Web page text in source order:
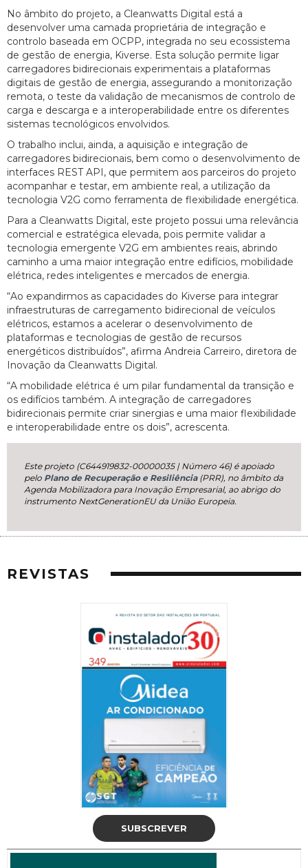
No âmbito do projeto, a Cleanwatts Digital está a
desenvolver uma camada proprietária de integração e
controlo baseada em OCPP, integrada no seu ecossistema
de gestão de energia, Kiverse. Esta solução permite ligar
carregadores bidirecionais experimentais a plataformas
digitais de gestão de energia, assegurando a monitorização
remota, o teste da validação de mecanismos de controlo de
carga e descarga e a interoperabilidade entre os diferentes
sistemas tecnológicos envolvidos.
O trabalho inclui, ainda, a aquisição e integração de
carregadores bidirecionais, bem como o desenvolvimento de
interfaces REST API, que permitem aos parceiros do projeto
acompanhar e testar, em ambiente real, a utilização da
tecnologia V2G como ferramenta de flexibilidade energética.
Para a Cleanwatts Digital, este projeto possui uma relevância
comercial e estratégica elevada, pois permite validar a
tecnologia emergente V2G em ambientes reais, abrindo
caminho a uma maior integração entre edifícios, mobilidade
elétrica, redes inteligentes e mercados de energia.
“Ao expandirmos as capacidades do Kiverse para integrar
infraestruturas de carregamento bidirecional de veículos
elétricos, estamos a acelerar o desenvolvimento de
plataformas e tecnologias de gestão de recursos
energéticos distribuídos”, afirma Andreia Carreiro, diretora de
Inovação da Cleanwatts Digital.
“A mobilidade elétrica é um pilar fundamental da transição e
os edifícios também. A integração de carregadores
bidirecionais permite criar sinergias e uma maior flexibilidade
e interoperabilidade entre os dois”, acrescenta.
Este projeto (C644919832-00000035 | Número 46) é apoiado
pelo Plano de Recuperação e Resiliência(PRR), no âmbito da
Agenda Mobilizadora para Inovação Empresarial, ao abrigo do
instrumento NextGenerationEU da União Europeia.
REVISTAS
SUBSCREVER